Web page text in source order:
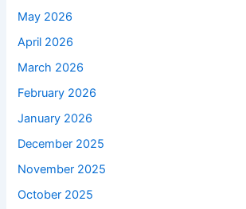
May 2026
April 2026
March 2026
February 2026
January 2026
December 2025
November 2025
October 2025